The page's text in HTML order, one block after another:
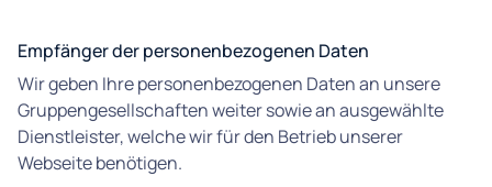
Empfänger der personenbezogenen Daten
Wir geben Ihre personenbezogenen Daten an unsere
Gruppengesellschaften weiter sowie an ausgewählte
Dienstleister, welche wir für den Betrieb unserer
Webseite benötigen.